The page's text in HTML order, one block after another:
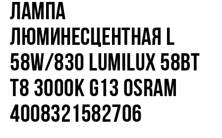
ЛАМПА
ЛЮМИНЕСЦЕНТНАЯ L
58W/830 LUMILUX 58ВТ
T8 3000К G13 OSRAM
4008321582706